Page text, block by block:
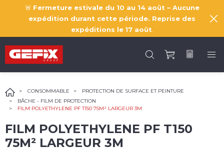
🚨 Fermeture estivale du 10 au 14 août – Aucune
expédition durant cette période. Reprise des
expéditions le 17 août
CONSOMMABLE
PROTECTION DE SURFACE ET PEINTURE
BÂCHE - FILM DE PROTECTION
FILM POLYETHYLENE PF T150 75M² LARGEUR 3M
FILM POLYETHYLENE PF T150
75M² LARGEUR 3M